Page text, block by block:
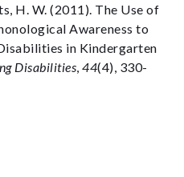
H. W. (2011). The Use of
Awareness to
in Kindergarten
Disabilities, 44(4), 330-